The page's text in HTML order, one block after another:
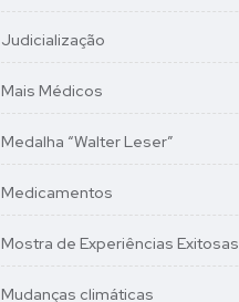
Judicialização
Mais Médicos
Medalha “Walter Leser”
Medicamentos
Mostra de Experiências Exitosas
Mudanças climáticas